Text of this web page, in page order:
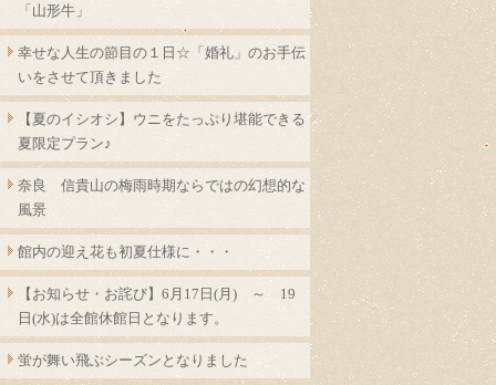
「山形牛」
幸せな人生の節目の１日☆「婚礼」のお手伝
いをさせて頂きました
【夏のイシオシ】ウニをたっぷり堪能できる
夏限定プラン♪
奈良 信貴山の梅雨時期ならではの幻想的な
風景
館内の迎え花も初夏仕様に・・・
【お知らせ・お詫び】6月17日(月) ～ 19
日(水)は全館休館日となります。
蛍が舞い飛ぶシーズンとなりました